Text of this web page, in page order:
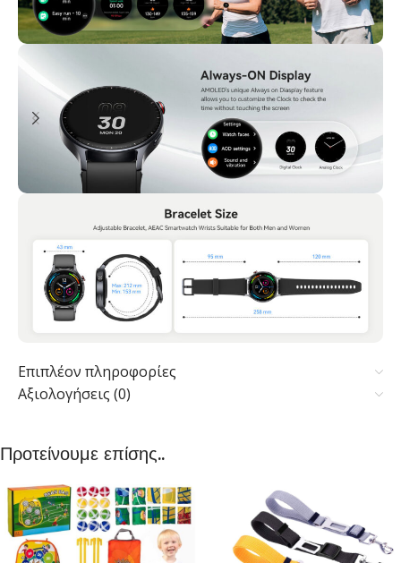
Επιπλέον πληροφορίες
Αξιολογήσεις (0)
Προτείνουμε επίσης..